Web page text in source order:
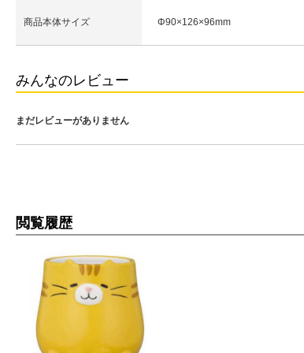
商品本体サイズ Φ90×126×96mm
みんなのレビュー
まだレビューがありません
閲覧履歴